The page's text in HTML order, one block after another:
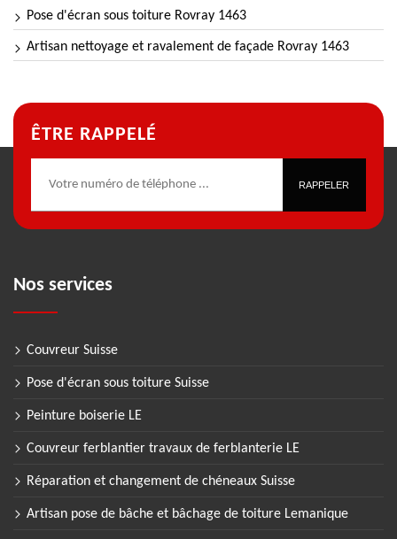
Pose d'écran sous toiture Rovray 1463
Artisan nettoyage et ravalement de façade Rovray 1463
ÊTRE RAPPELÉ
Nos services
Couvreur Suisse
Pose d'écran sous toiture Suisse
Peinture boiserie LE
Couvreur ferblantier travaux de ferblanterie LE
Réparation et changement de chéneaux Suisse
Artisan pose de bâche et bâchage de toiture Lemanique